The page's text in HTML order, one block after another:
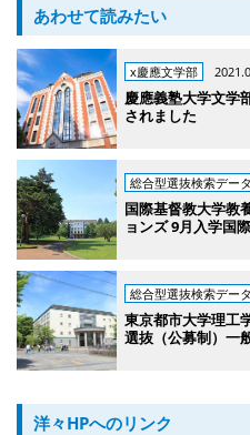
あわせて読みたい
x慶應文学部
慶應義塾大学文学
されました
総合型選抜検索データ
国際基督教大学教
ョンズ 9月入学国
総合型選抜検索データ
東京都市大学理工
選抜（公募制）一
洋々HPへのリンク